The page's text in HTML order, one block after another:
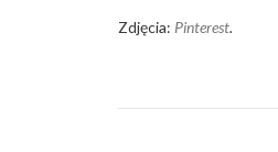
Zdjęcia: Pinterest.